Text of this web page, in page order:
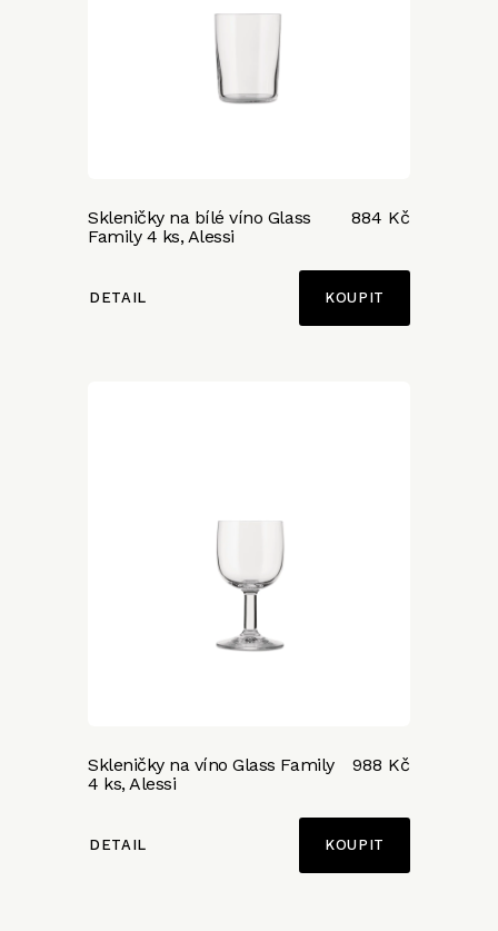
Skleničky na bílé víno Glass
Family 4 ks, Alessi
884 Kč
DETAIL
Skleničky na víno Glass Family
4 ks, Alessi
988 Kč
DETAIL